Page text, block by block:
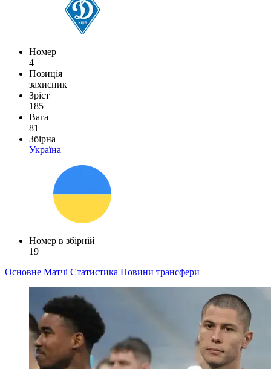
Номер
4
Позиція
захисник
Зріст
185
Вага
81
Збірна
Україна
Номер в збірній
19
Основне Матчі Статистика Новини трансфери